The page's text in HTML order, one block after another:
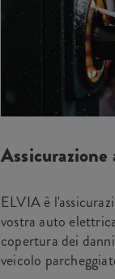
ELVIA è
vostra auto
copertura dei
veicolo